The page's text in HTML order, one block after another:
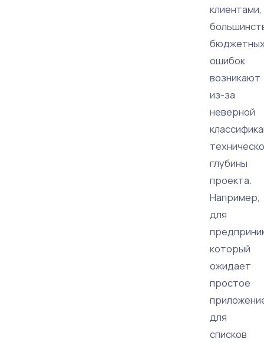
клиентами,
ошибок
возникают
из-за
неверной
глубины
проекта.
Например,
для
который
ожидает
простое
для
списков